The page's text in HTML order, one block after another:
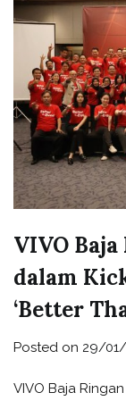
VIVO
dalam
‘Better
Posted on 29/
VIVO Baja